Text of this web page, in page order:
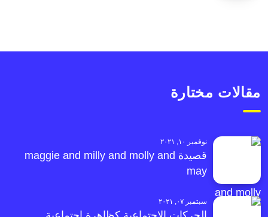
مقالات مختارة
نوفمبر ١٠, ٢٠٢١
قصيدة maggie and milly and molly and
may
سبتمبر ٠٧, ٢٠٢١